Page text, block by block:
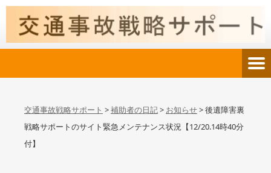
交通事故戦略サポート >補助者の日記> お知らせ>後遺障害裏
戦略サポートのサイト緊急メンテナンス状況【12/20.14時40分
付】